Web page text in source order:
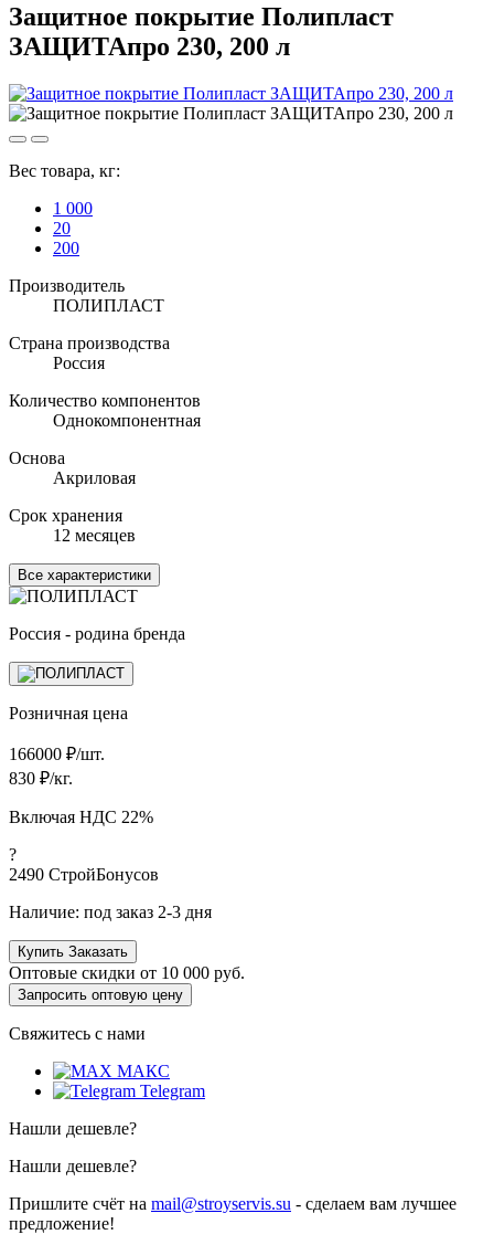
Защитное покрытие Полипласт
ЗАЩИТАпро 230, 200 л
Вес товара, кг:
1 000
20
200
Производитель
ПОЛИПЛАСТ
Страна производства
Россия
Количество компонентов
Однокомпонентная
Основа
Акриловая
Срок хранения
12 месяцев
Все характеристики
Россия - родина бренда
Розничная цена
166000 ₽/шт.
830 ₽/кг.
Включая НДС 22%
?
2490 СтройБонусов
Наличие: под заказ 2-3 дня
Купить Заказать
Оптовые скидки от 10 000 руб.
Запросить оптовую цену
Свяжитесь с нами
МАКС
Telegram
Нашли дешевле?
Нашли дешевле?
Пришлите счёт на mail@stroyservis.su - сделаем вам лучшее
предложение!